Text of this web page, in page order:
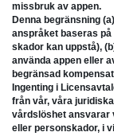
missbruk av appen.
Denna begränsning
anspråket baseras
skador kan uppstå),
använda appen eller
begränsad
Ingenting i
från vår, våra
vårdslöshet ansvarar
eller personskador, i